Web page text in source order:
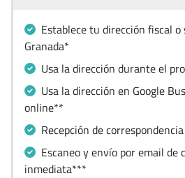
Establece tu dirección fiscal o
Granada*
Usa la dirección durante el
Usa la dirección en Google
online**
Recepción de
Escaneo y envío por email de
inmediata***